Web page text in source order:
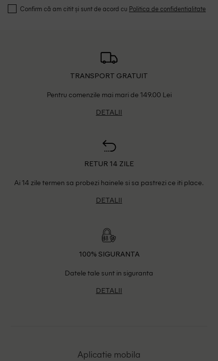
Confirm că am citit și sunt de acord cu Politica de confidentialitate
TRANSPORT GRATUIT
Pentru comenzile mai mari de 149.00 Lei
DETALII
RETUR 14 ZILE
Ai 14 zile termen sa probezi hainele si sa pastrezi ce iti place.
DETALII
100% SIGURANTA
Datele tale sunt in siguranta
DETALII
Aplicatie mobila